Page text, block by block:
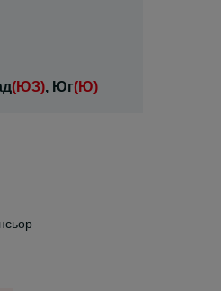
(ЮЗ), Юг(Ю)